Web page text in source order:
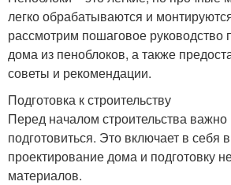
легко обрабатываются и
рассмотрим пошаговое руководство
дома из пеноблоков, а также
советы и рекомендации.
Подготовка к строительству
Перед началом строительства
подготовиться. Это включает в себя
проектирование дома и подготовку
материалов.